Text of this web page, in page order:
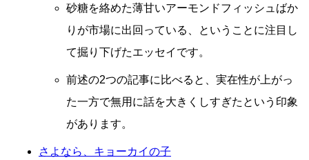
砂糖を絡めた薄甘いアーモンドフィッシュばか
りが市場に出回っている、ということに注目し
て掘り下げたエッセイです。
前述の2つの記事に比べると、実在性が上がっ
た一方で無用に話を大きくしすぎたという印象
があります。
さよなら、キョーカイの子